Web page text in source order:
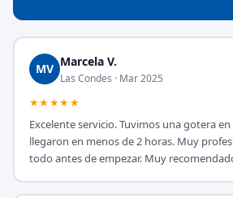
MV Marcela V.
Las Condes · Mar 2025
★★★★★
Excelente servicio. Tuvimos una gotera
llegaron en menos de 2 horas. Muy
todo antes de empezar. Muy